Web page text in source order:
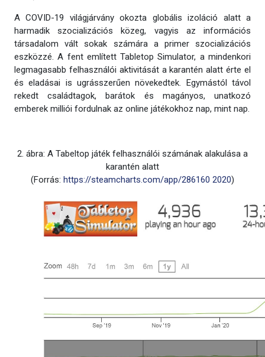
A COVID-19 világjárvány okozta globális izoláció alatt a
harmadik szocializációs közeg, vagyis az információs
társadalom vált sokak számára a primer szocializációs
eszközzé. A fent említett Tabletop Simulator, a mindenkori
legmagasabb felhasználói aktivitását a karantén alatt érte el
és eladásai is ugrásszerűen növekedtek. Egymástól távol
rekedt családtagok, barátok és magányos, unatkozó
emberek milliói fordulnak az online játékokhoz nap, mint nap.
2. ábra: A Tabeltop játék felhasználói számának alakulása a
karantén alatt
(Forrás: https://steamcharts.com/app/286160 2020)